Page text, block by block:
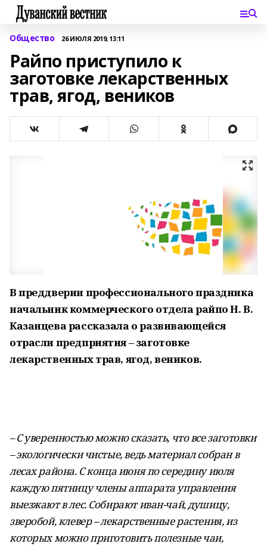
Общество 26 ИЮЛЯ 2019, 13:11
Райпо приступило к
заготовке лекарственных
трав, ягод, веников
В преддверии профессионального праздника
начальник коммерческого отдела райпо Н. В.
Казанцева рассказала о развивающейся
отрасли предприятия – заготовке
лекарственных трав, ягод, веников.
–С уверенностью можно сказать, что все заготовки
– экологически чистые, ведь материал собран в
лесах района. С конца июня по середину июля
каждую пятницу члены аппарата управления
выезжают в лес. Собирают иван-чай, душицу,
зверобой, клевер – лекарственные растения, из
которых можно приготовить полезные чаи,